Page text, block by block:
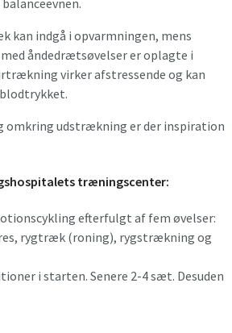
kan indgå i opvarmningen, mens
åndedrætsøvelser er oplagte i
virker afstressende og kan
omkring udstrækning er der inspiration
træningscenter:
efterfulgt af fem øvelser:
rygtræk (roning), rygstrækning og
i starten. Senere 2-4 sæt. Desuden